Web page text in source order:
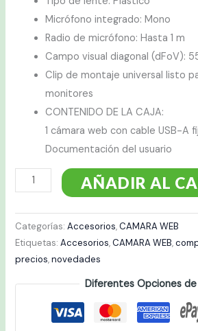
Micrófono integrado: Mono
Radio de micrófono: Hasta 1 m
Campo visual diagonal (dFoV):
Clip de montaje universal listo
monitores
CONTENIDO DE LA CAJA:
1 cámara web con cable USB-A
Documentación del usuario
AÑADIR AL
Categorías:Accesorios,CAMARA WEB
Etiquetas:Accesorios,CAMARA WEB,
precios,novedades
Diferentes Opciones de